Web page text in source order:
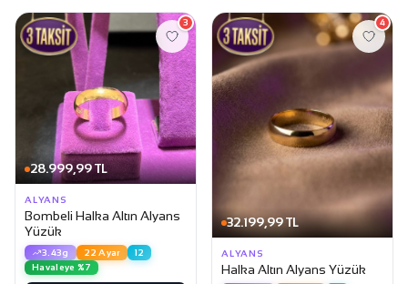
28.999,99 TL
3
ALYANS
Bombeli Halka Altın Alyans
Yüzük
3.43g 22 Ayar
12
Havaleye %7
32.199,99 TL
4
ALYANS
Halka Altın Alyans Yüzük